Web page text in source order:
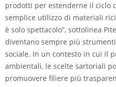
prodotti per estenderne il ciclo
semplice utilizzo di materiali
è solo spettacolo”, sottolinea
diventano sempre più
sociale. In un contesto in cui il
ambientali, le scelte sartoriali
promuovere filiere più